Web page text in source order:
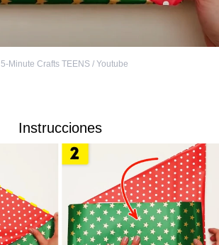
5-Minute Crafts TEENS / Youtube
Instrucciones